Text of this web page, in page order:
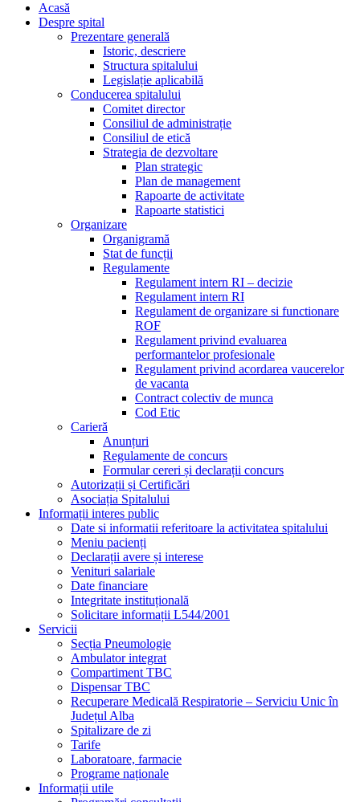
Acasă
Despre spital
Prezentare generală
Istoric, descriere
Structura spitalului
Legislație aplicabilă
Conducerea spitalului
Comitet director
Consiliul de administrație
Consiliul de etică
Strategia de dezvoltare
Plan strategic
Plan de management
Rapoarte de activitate
Rapoarte statistici
Organizare
Organigramă
Stat de funcții
Regulamente
Regulament intern RI – decizie
Regulament intern RI
Regulament de organizare si functionare
ROF
Regulament privind evaluarea
performantelor profesionale
Regulament privind acordarea vaucerelor
de vacanta
Contract colectiv de munca
Cod Etic
Carieră
Anunțuri
Regulamente de concurs
Formular cereri și declarații concurs
Autorizații și Certificări
Asociația Spitalului
Informații interes public
Date si informatii referitoare la activitatea spitalului
Meniu pacienți
Declarații avere și interese
Venituri salariale
Date financiare
Integritate instituțională
Solicitare informații L544/2001
Servicii
Secția Pneumologie
Ambulator integrat
Compartiment TBC
Dispensar TBC
Recuperare Medicală Respiratorie – Serviciu Unic în
Județul Alba
Spitalizare de zi
Tarife
Laboratoare, farmacie
Programe naționale
Informații utile